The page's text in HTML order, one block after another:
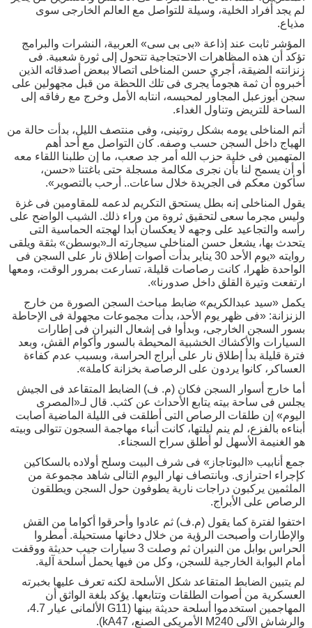
لم يجد أفراد الخلية، وسيلة للتواصل مع العالم الخارجى سوى
مذياع.
المؤشر ثابت عند إذاعة «بى بى سى» العربية، النشرات والبرامج
تؤكد أن هذه المظاهرات الاحتجاجية تتحول إلى ثورة شعبية. فى
زنزانته الضيقة، أجرى حسن المناخلى اتصالا ببعض أصدقائه الذين
أخبروه أن ثمة هجوماً يجرى فى تلك اللحظة من قبل مجهولين على
سجن أبوزعبل المجاور لمحبسه، انتابه الأمل وخرج مع رفاقه إلى
الساحة للتريض وتناول الغداء.
أتم المناخلى يومه بشكل روتينى، وفى منتصف الليل، بدأت حالة من
الهياج داخل السجن حسب وصفه. كان التواصل مع أحد أهم
المتهمين فى خلية حزب الله أمر جد صعب، ما إن طلبنا اللقاء معه
أو أن يسمح لنا بأن نجرى مكالمة مسجلة حتى باغتنا «حسن،
سأكون معكم فى الجريدة خلال ساعات.. أرحب بالتصوير».
يقول المناخلى إنه بطل يستحق التكريم لدعمه للمقاومين فى غزة
وليس مجرما سعى لتحقيق ثروة من وراء ذلك. الشيب الواضح على
رأسه والتجاعيد على وجهه لا يعكسان أبدا لهجته الحماسية التى
يتحدث بها، يشعل حسن المناخلى سيجارته الـ«بوسطن» بثقة ويلقى
روايته «يوم الأحد 30 يناير بدأت أصوات إطلاق نار على السجن فى
الواحدة ظهرا، كانت رصاصات قليلة، تسارعت بمرور الوقت، ومعها
ارتفعت وتيرة القلق داخل صدورنا».
يكمل «سيد عبدالكريم» ضابط مباحث السجن الصورة من خارج
الزنزانة: «فى ظهر يوم الأحد، بدأت مجموعات مجهولة فى الإحاطة
بسور السجن الخارجى، وبدأوا فى إشعال النيران فى إطارات
السيارات والأكشاك الخشبية المحيطة بالسور وأكوام القش، وبعد
فترة قليلة بدأ إطلاق نار على أبراج الحراسة، وبسبب عدم كفاءة
العساكر، كانوا يردون على الرصاصة بخزانة كاملة».
أما خارج أسوار السجن فكان (م. ف) الضابط المتقاعد فى الجيش
يجلس فى ساحة بيته يتابع الأحداث عن كثب. قال لـ«المصرى
اليوم» إن طلقات الرصاص التى أطلقت فى الليلة الماضية أصابت
أبناءه بالفزع، لم ينم ليلتها، كانت أنباء مهاجمة السجون تتوالى وبيته
هو الغنيمة الأسهل لو أطلق سراح السجناء.
جمع أنابيب «البوتاجاز» فى شرف البيت وسلح أولاده بالسكاكين
كإجراء احترازى. وبانتصاف نهار اليوم التالى شاهد مجموعة من
الملثمين يركبون دراجات نارية يطوفون حول السجن ويطلقون
الرصاص على الأبراج.
اختفوا لفترة كما يقول (م.ف) ثم عادوا وأحرقوا أكواما من القش
والإطارات وأصبحت الرؤية من خلال دخانها مستحيلة. أمطروا
الحراس بوابل من النيران ثم وصلت 3 سيارات جيب حديثة ووقفت
أمام البوابة الخارجية للسجن، وكل من فيها يحمل أسلحة آلية.
لم يتبين الضابط المتقاعد شكل الأسلحة لكنه تعرف عليها بخبرته
العسكرية من أصوات الطلقات وتتابعها. يؤكد بلغة الواثق أن
المهاجمين استخدموا أسلحة حديثة بينها (G11 الألمانى عيار 4.7،
والرشاش الآلى M240 الأمريكى الصنع، kA47).